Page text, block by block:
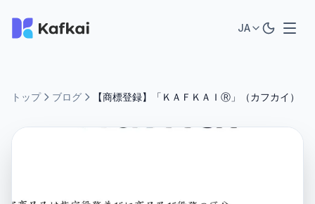
JA
トップ ブログ 【商標登録】「ＫＡＦＫＡＩⓇ」（カフカイ）